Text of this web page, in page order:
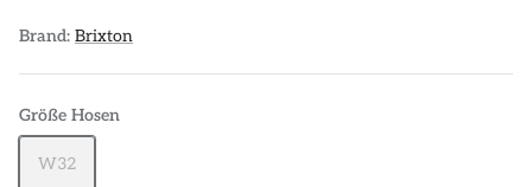
Brand: Brixton
Größe Hosen
W32